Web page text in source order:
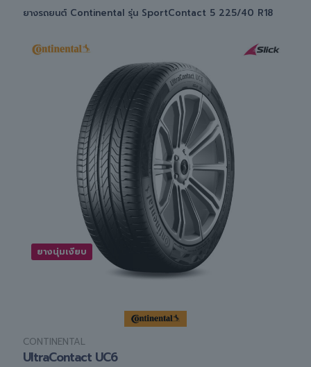
ยางรถยนต์ Continental รุ่น SportContact 5 225/40 R18
ยางนุ่มเงียบ
CONTINENTAL
UltraContact UC6